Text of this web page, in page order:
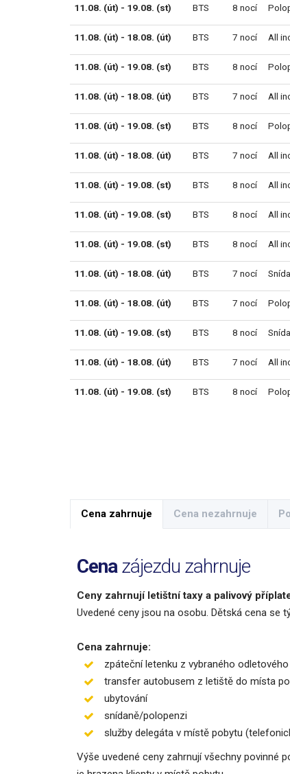
11.08. (út) - 19.08. (st) BTS 8 nocí
11.08. (út) - 18.08. (út) BTS 7 nocí All
11.08. (út) - 19.08. (st) BTS 8 nocí
11.08. (út) - 18.08. (út) BTS 7 nocí All
11.08. (út) - 19.08. (st) BTS 8 nocí
11.08. (út) - 18.08. (út) BTS 7 nocí All
11.08. (út) - 19.08. (st) BTS 8 nocí All
11.08. (út) - 19.08. (st) BTS 8 nocí All
11.08. (út) - 19.08. (st) BTS 8 nocí All
11.08. (út) - 18.08. (út) BTS 7 nocí
11.08. (út) - 18.08. (út) BTS 7 nocí
11.08. (út) - 19.08. (st) BTS 8 nocí
11.08. (út) - 18.08. (út) BTS 7 nocí All
11.08. (út) - 19.08. (st) BTS 8 nocí
Cena zahrnuje Cena nezahrnuje
Cenazájezdu zahrnuje
Ceny zahrnují letištní taxy a palivový
Uvedené ceny jsou na osobu. Dětská cena se
Cena zahrnuje:
zpáteční letenku z vybraného
transfer autobusem z letiště do místa
ubytování
snídaně/polopenzi
služby delegáta v místě pobytu
Výše uvedené ceny zahrnují všechny povinné